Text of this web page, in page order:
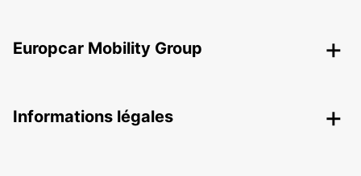
Europcar Mobility Group
Informations légales